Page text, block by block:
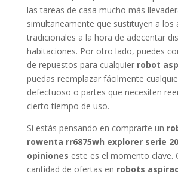
las tareas de casa mucho más
simultaneamente que sustituyen a los
tradicionales a la hora de adecentar
habitaciones. Por otro lado, puedes
de repuestos para cualquier robot
puedas reemplazar fácilmente
defectuoso o partes que necesiten
cierto tiempo de uso.
Si estás pensando en comprarte un
rowenta rr6875wh explorer serie
opiniones este es el momento clave.
cantidad de ofertas en robots